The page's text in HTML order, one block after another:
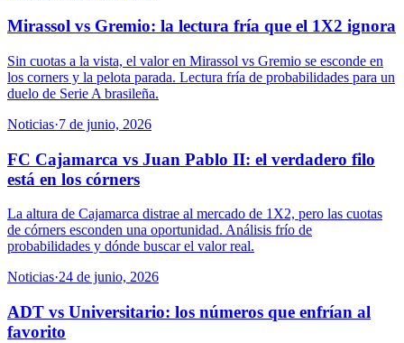
Mirassol vs Gremio: la lectura fría que el 1X2 ignora
Sin cuotas a la vista, el valor en Mirassol vs Gremio se esconde en
los corners y la pelota parada. Lectura fría de probabilidades para un
duelo de Serie A brasileña.
Noticias·7 de junio, 2026
FC Cajamarca vs Juan Pablo II: el verdadero filo
está en los córners
La altura de Cajamarca distrae al mercado de 1X2, pero las cuotas
de córners esconden una oportunidad. Análisis frío de
probabilidades y dónde buscar el valor real.
Noticias·24 de junio, 2026
ADT vs Universitario: los números que enfrían al
favorito